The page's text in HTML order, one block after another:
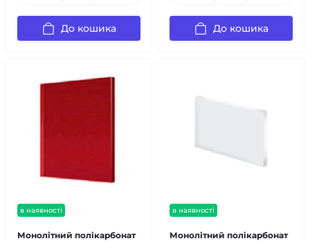
До кошика До кошика
в наявності
Монолітний полікарбонат
в наявності
Монолітний полікарбонат